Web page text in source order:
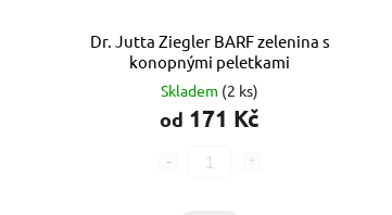
Dr. Jutta Ziegler BARF zelenina s
konopnými peletkami
Skladem (2 ks)
od 171 Kč